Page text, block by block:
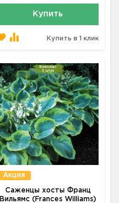
Купить
Купить в 1 клик
Акция
Саженцы хосты Франц
Вильямс (Frances Williams)